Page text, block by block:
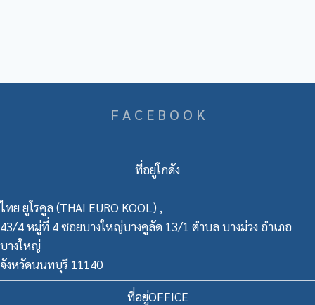
F A C E B O O K
ที่อยู่โกดัง
ไทย ยูโรคูล (THAI EURO KOOL) ,
43/4 หมู่ที่ 4 ซอยบางใหญ่บางคูลัด 13/1 ตำบล บางม่วง อำเภอ
บางใหญ่
จังหวัดนนทบุรี 11140
ที่อยู่OFFICE